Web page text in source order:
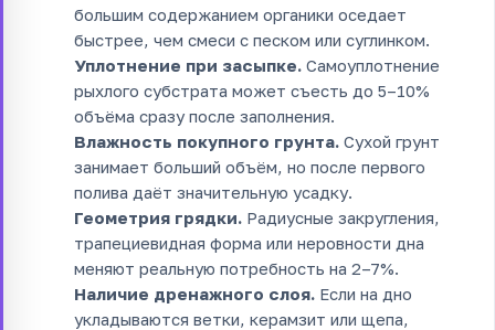
большим содержанием органики оседает
быстрее, чем смеси с песком или суглинком.
Уплотнение при засыпке. Самоуплотнение
рыхлого субстрата может съесть до 5–10%
объёма сразу после заполнения.
Влажность покупного грунта. Сухой грунт
занимает больший объём, но после первого
полива даёт значительную усадку.
Геометрия грядки. Радиусные закругления,
трапециевидная форма или неровности дна
меняют реальную потребность на 2–7%.
Наличие дренажного слоя. Если на дно
укладываются ветки, керамзит или щепа,